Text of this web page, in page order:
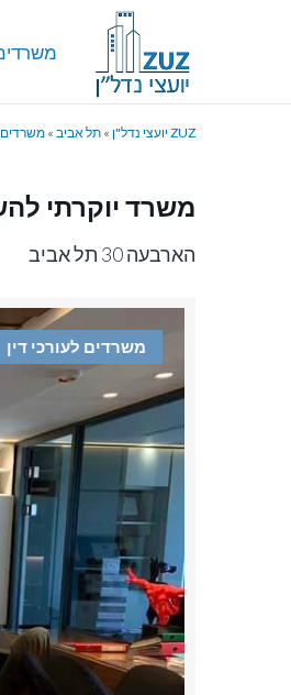
ZUZ יועצי נדל"ן » תל אביב »
משרד יוקרתי
הארבעה 30 תל אביב
משרדים לעורכי דין